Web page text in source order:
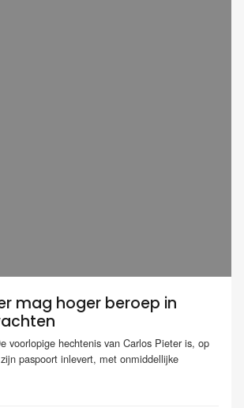
mag hoger beroep in
voorlopige hechtenis van Carlos Pieter is, op
paspoort inlevert, met onmiddellijke